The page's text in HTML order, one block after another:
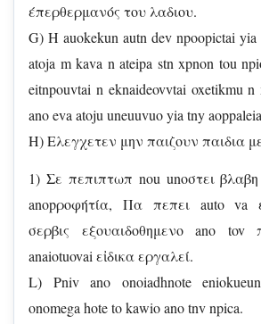
έπερθερμανός του λαδιου.
G) H auokekun autn dev npoopictai
atoja m kava n ateipa stn xpnon tou
eitnpouvtai n eknaideovvtai oxetikmu
ano eva atoju uneuuvuo yia tny
H) Eλεγχετεν μην παιζουν παιδια
1) Σε πεπιπτωπ nou unοστει
anopροφήτία, Πα πεπει auto va
σερβις εξουαιδοθημενο ano tov
anaiotuovai εἰδικα εργαλεί.
L) Pniv ano onoiadhnote
onomega hote to kawio ano tnv npica.